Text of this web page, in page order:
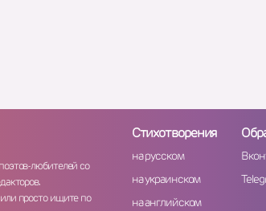
любителей со
просто ищите по
Стихотворения
на русском
на украинском
на английском